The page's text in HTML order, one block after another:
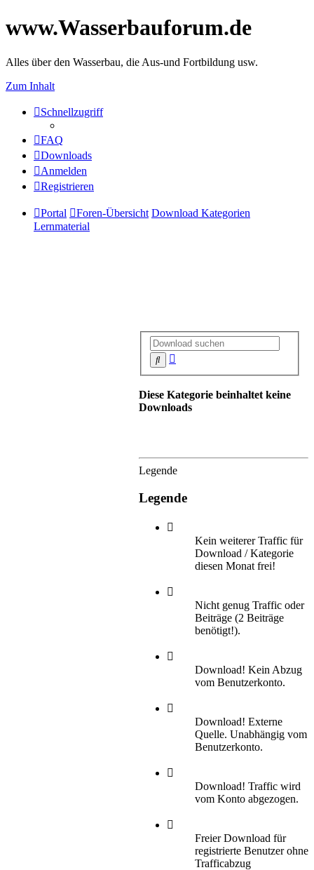
www.Wasserbauforum.de
Alles über den Wasserbau, die Aus-und Fortbildung usw.
Zum Inhalt
Schnellzugriff
FAQ
Downloads
Anmelden
Registrieren
Portal Foren-Übersicht Download Kategorien
Lernmaterial
Suche
Diese Kategorie beinhaltet keine
Downloads
Legende
Legende
Kein weiterer Traffic für
Download / Kategorie
diesen Monat frei!
Nicht genug Traffic oder
Beiträge (2 Beiträge
benötigt!).
Download! Kein Abzug
vom Benutzerkonto.
Download! Externe
Quelle. Unabhängig vom
Benutzerkonto.
Download! Traffic wird
vom Konto abgezogen.
Freier Download für
registrierte Benutzer ohne
Trafficabzug